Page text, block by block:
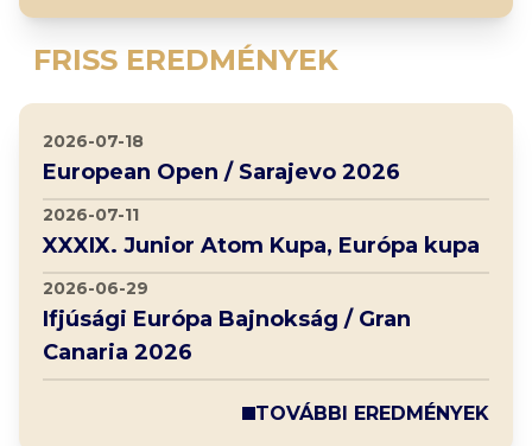
FRISS EREDMÉNYEK
2026-07-18
European Open / Sarajevo 2026
2026-07-11
XXXIX. Junior Atom Kupa, Európa kupa
2026-06-29
Ifjúsági Európa Bajnokság / Gran
Canaria 2026
TOVÁBBI EREDMÉNYEK